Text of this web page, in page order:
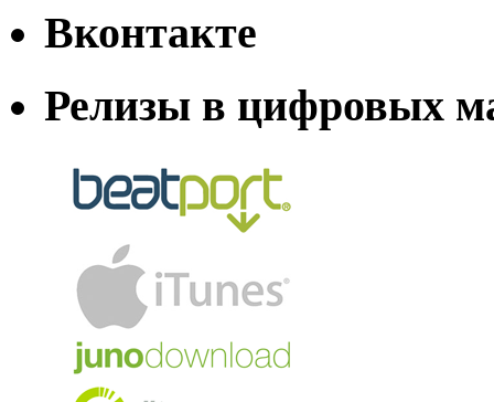
Вконтакте
Релизы в цифровых